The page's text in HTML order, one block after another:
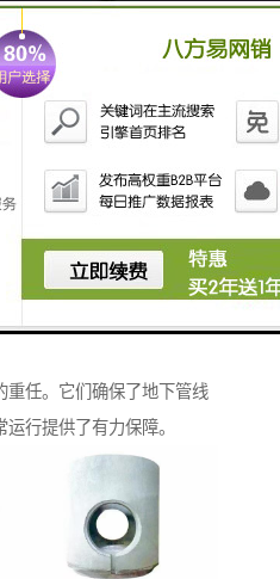
重任。它们确保了地下管线
行提供了有力保障。